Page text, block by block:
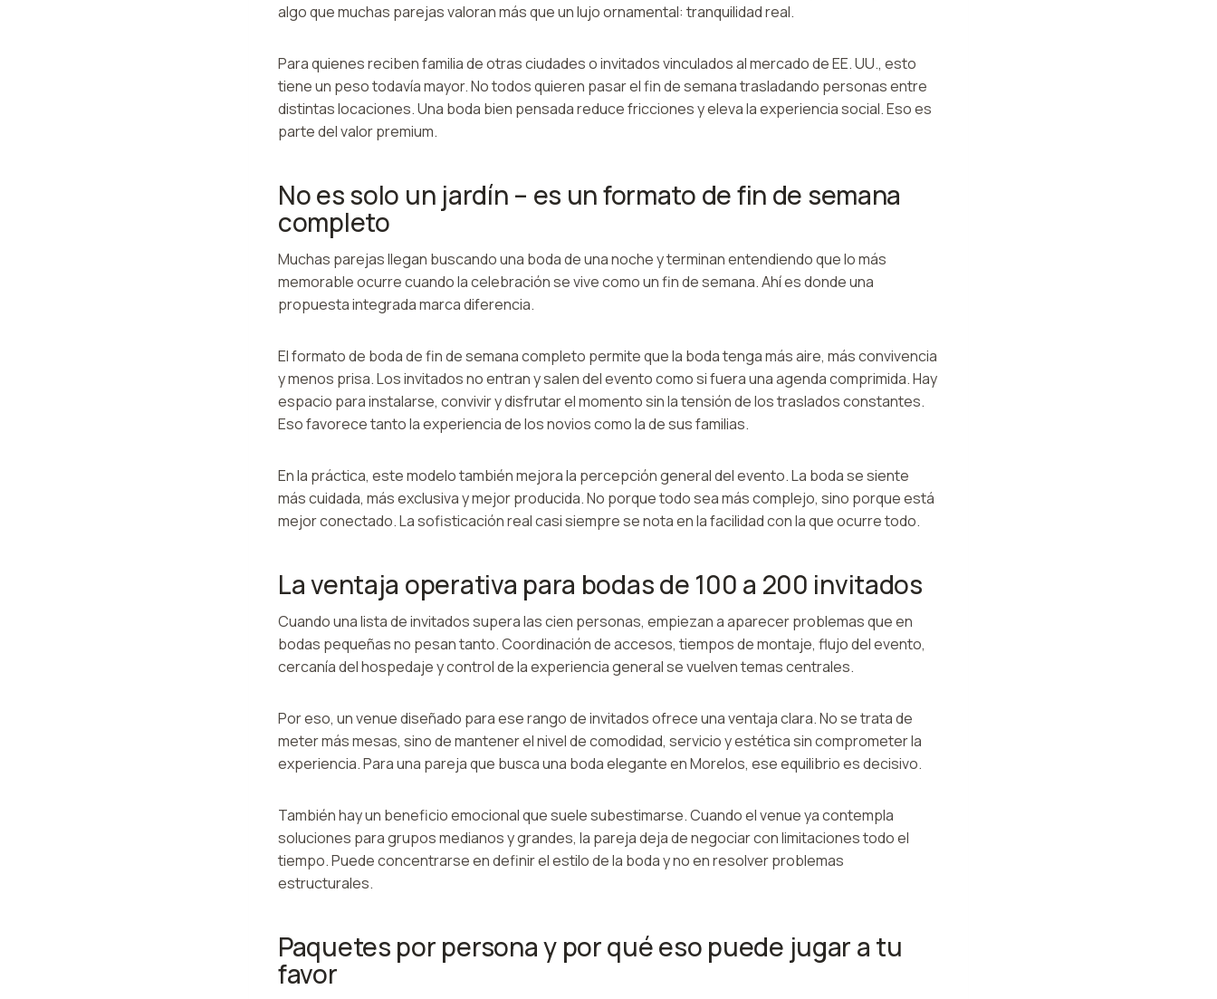
algo que muchas parejas valoran más que un lujo ornamental: tranquilidad real.
Para quienes reciben familia de otras ciudades o invitados vinculados al mercado de EE. UU., esto
tiene un peso todavía mayor. No todos quieren pasar el fin de semana trasladando personas entre
distintas locaciones. Una boda bien pensada reduce fricciones y eleva la experiencia social. Eso es
parte del valor premium.
No es solo un jardín – es un formato de fin de semana
completo
Muchas parejas llegan buscando una boda de una noche y terminan entendiendo que lo más
memorable ocurre cuando la celebración se vive como un fin de semana. Ahí es donde una
propuesta integrada marca diferencia.
El formato de boda de fin de semana completo permite que la boda tenga más aire, más convivencia
y menos prisa. Los invitados no entran y salen del evento como si fuera una agenda comprimida. Hay
espacio para instalarse, convivir y disfrutar el momento sin la tensión de los traslados constantes.
Eso favorece tanto la experiencia de los novios como la de sus familias.
En la práctica, este modelo también mejora la percepción general del evento. La boda se siente
más cuidada, más exclusiva y mejor producida. No porque todo sea más complejo, sino porque está
mejor conectado. La sofisticación real casi siempre se nota en la facilidad con la que ocurre todo.
La ventaja operativa para bodas de 100 a 200 invitados
Cuando una lista de invitados supera las cien personas, empiezan a aparecer problemas que en
bodas pequeñas no pesan tanto. Coordinación de accesos, tiempos de montaje, flujo del evento,
cercanía del hospedaje y control de la experiencia general se vuelven temas centrales.
Por eso, un venue diseñado para ese rango de invitados ofrece una ventaja clara. No se trata de
meter más mesas, sino de mantener el nivel de comodidad, servicio y estética sin comprometer la
experiencia. Para una pareja que busca una boda elegante en Morelos, ese equilibrio es decisivo.
También hay un beneficio emocional que suele subestimarse. Cuando el venue ya contempla
soluciones para grupos medianos y grandes, la pareja deja de negociar con limitaciones todo el
tiempo. Puede concentrarse en definir el estilo de la boda y no en resolver problemas
estructurales.
Paquetes por persona y por qué eso puede jugar a tu
favor